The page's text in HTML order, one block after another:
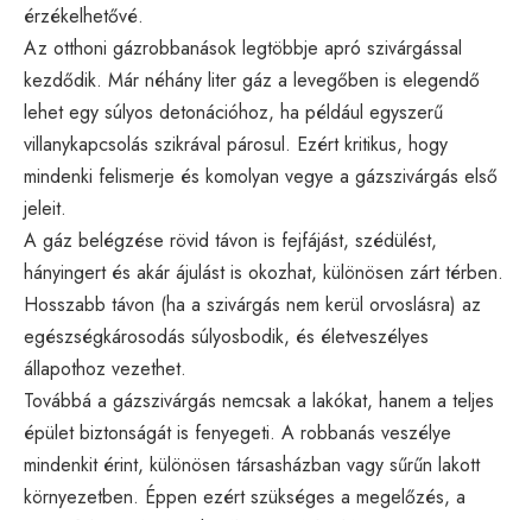
érzékelhetővé.
Az otthoni gázrobbanások legtöbbje apró szivárgással
kezdődik. Már néhány liter gáz a levegőben is elegendő
lehet egy súlyos detonációhoz, ha például egyszerű
villanykapcsolás szikrával párosul. Ezért kritikus, hogy
mindenki felismerje és komolyan vegye a gázszivárgás első
jeleit.
A gáz belégzése rövid távon is fejfájást, szédülést,
hányingert és akár ájulást is okozhat, különösen zárt térben.
Hosszabb távon (ha a szivárgás nem kerül orvoslásra) az
egészségkárosodás súlyosbodik, és életveszélyes
állapothoz vezethet.
Továbbá a gázszivárgás nemcsak a lakókat, hanem a teljes
épület biztonságát is fenyegeti. A robbanás veszélye
mindenkit érint, különösen társasházban vagy sűrűn lakott
környezetben. Éppen ezért szükséges a megelőzés, a